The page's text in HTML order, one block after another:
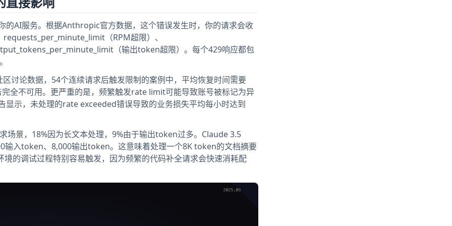
AI服务。根据Anthropic官方数据，这个错误发生时，你的请求会收
（RPM超限）、
（输出token超限）。每个429响应都包
讨论数据，54个连续请求后触发限制的案例中，平均恢复时间需要
全不可用。更严重的是，频繁触发rate limit可能导致账号被标记为异
显示，未处理的rate exceeded错误导致的业务损失平均每小时达到
场景，18%因为长文本处理，9%由于输出token过多。Claude 3.5
输入token、8,000输出token。这意味着处理一个8K token的文档摘要
的调试过程特别容易触发，因为频繁的代码补全请求会快速消耗配